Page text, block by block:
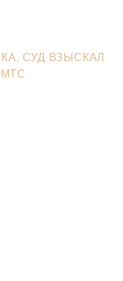
СУД ВЗЫСКАЛ